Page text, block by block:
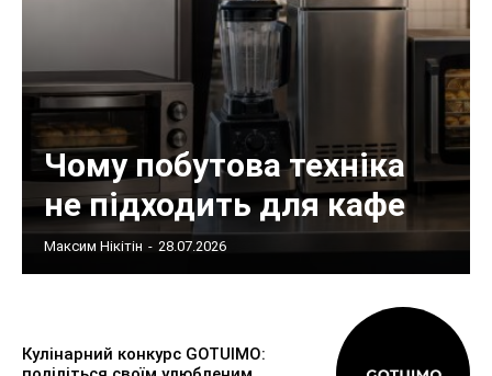
Чому побутова техніка
не підходить для кафе
Максим Нікітін - 28.07.2026
Кулінарний конкурс GOTUIMO: